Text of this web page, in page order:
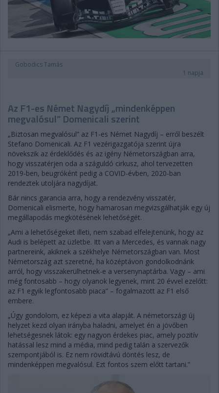
Gobodics Tamás
1 napja
Az F1-es Német Nagydíj „mindenképpen
megvalósul” Domenicali szerint
„Biztosan megvalósul” az F1-es Német Nagydíj – erről beszélt
Stefano Domenicali. Az F1 vezérigazgatója szerint újra
növekszik az érdeklődés és az igény Németországban arra,
hogy visszatérjen oda a száguldó cirkusz, ahol tervezetten
2019-ben, beugróként pedig a COVID-évben, 2020-ban
rendeztek utoljára nagydíjat.
Bár nincs garancia arra, hogy a rendezvény visszatér,
Domenicali elismerte, hogy hamarosan megvizsgálhatják egy új
megállapodás megkötésének lehetőségét.
„Ami a lehetőségeket illeti, nem szabad elfelejtenünk, hogy az
Audi is belépett az üzletbe. Itt van a Mercedes, és vannak nagy
partnereink, akiknek a székhelye Németországban van. Most
Németország azt szeretné, ha középtávon gondolkodnánk
arról, hogy visszakerülhetnek-e a versenynaptárba. Vagy – ami
még fontosabb – hogy olyanok legyenek, mint 20 évvel ezelőtt:
az F1 egyik legfontosabb piaca” – fogalmazott az F1 első
embere.
„Úgy gondolom, ez képezi a vita alapját. A németországi új
helyzet kezd olyan irányba haladni, amelyet én a jövőben
lehetségesnek látok: egy nagyon érdekes piac, amely pozitív
hatással lesz mind a média, mind pedig talán a szervezők
szempontjából is. Ez nem rövidtávú döntés lesz, de
mindenképpen megvalósul. Ezt fontos szem előtt tartani.”